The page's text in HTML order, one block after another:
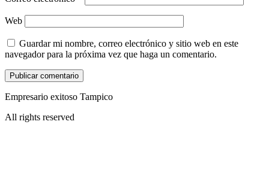
Web
Guardar mi nombre, correo electrónico y sitio web en este
navegador para la próxima vez que haga un comentario.
Empresario exitoso Tampico
All rights reserved